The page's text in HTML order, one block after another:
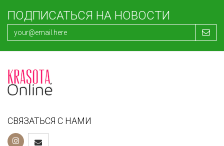
ПОДПИСАТЬСЯ НА НОВОСТИ
СВЯЗАТЬСЯ С НАМИ